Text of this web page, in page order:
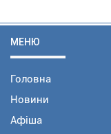
МЕНЮ
Головна
Новини
Афіша